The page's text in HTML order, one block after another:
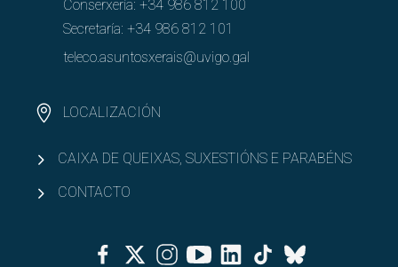
Conserxería: +34 986 812 100
Secretaría: +34 986 812 101
teleco.asuntosxerais@uvigo.gal
LOCALIZACIÓN
CAIXA DE QUEIXAS, SUXESTIÓNS E PARABÉNS
CONTACTO
FacebookTwitterInstagramYoutubeLinkedinTiktok
Bluesky